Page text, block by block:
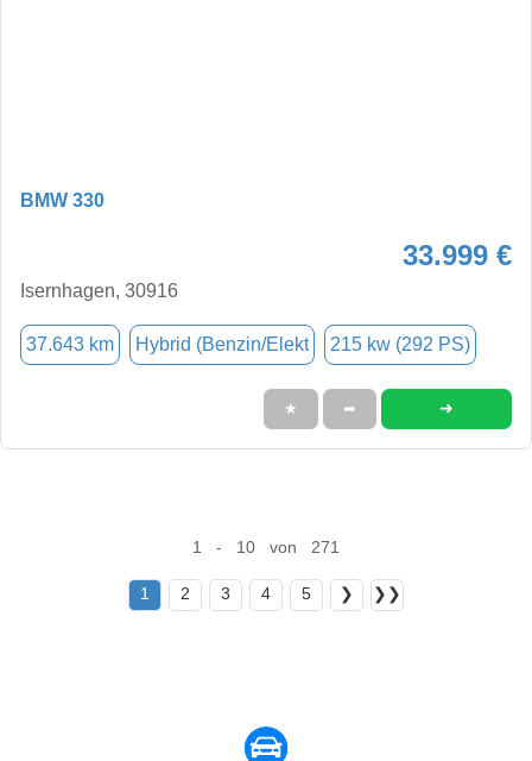
BMW 330
33.999 €
Isernhagen, 30916
37.643 km Hybrid (Benzin/Elekt 215 kw (292 PS)
★ ➦ ➜
1 - 10 von 271
1 2 3 4 5 ❯ ❯❯